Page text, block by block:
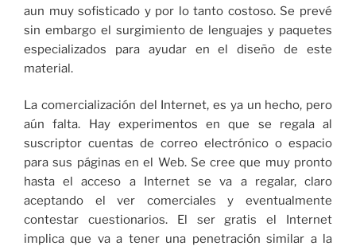
aun muy sofisticado y por lo tanto costoso. Se prevé
sin embargo el surgimiento de lenguajes y paquetes
especializados para ayudar en el diseño de este
material.
La comercialización del Internet, es ya un hecho, pero
aún falta. Hay experimentos en que se regala al
suscriptor cuentas de correo electrónico o espacio
para sus páginas en el Web. Se cree que muy pronto
hasta el acceso a Internet se va a regalar, claro
aceptando el ver comerciales y eventualmente
contestar cuestionarios. El ser gratis el Internet
implica que va a tener una penetración similar a la